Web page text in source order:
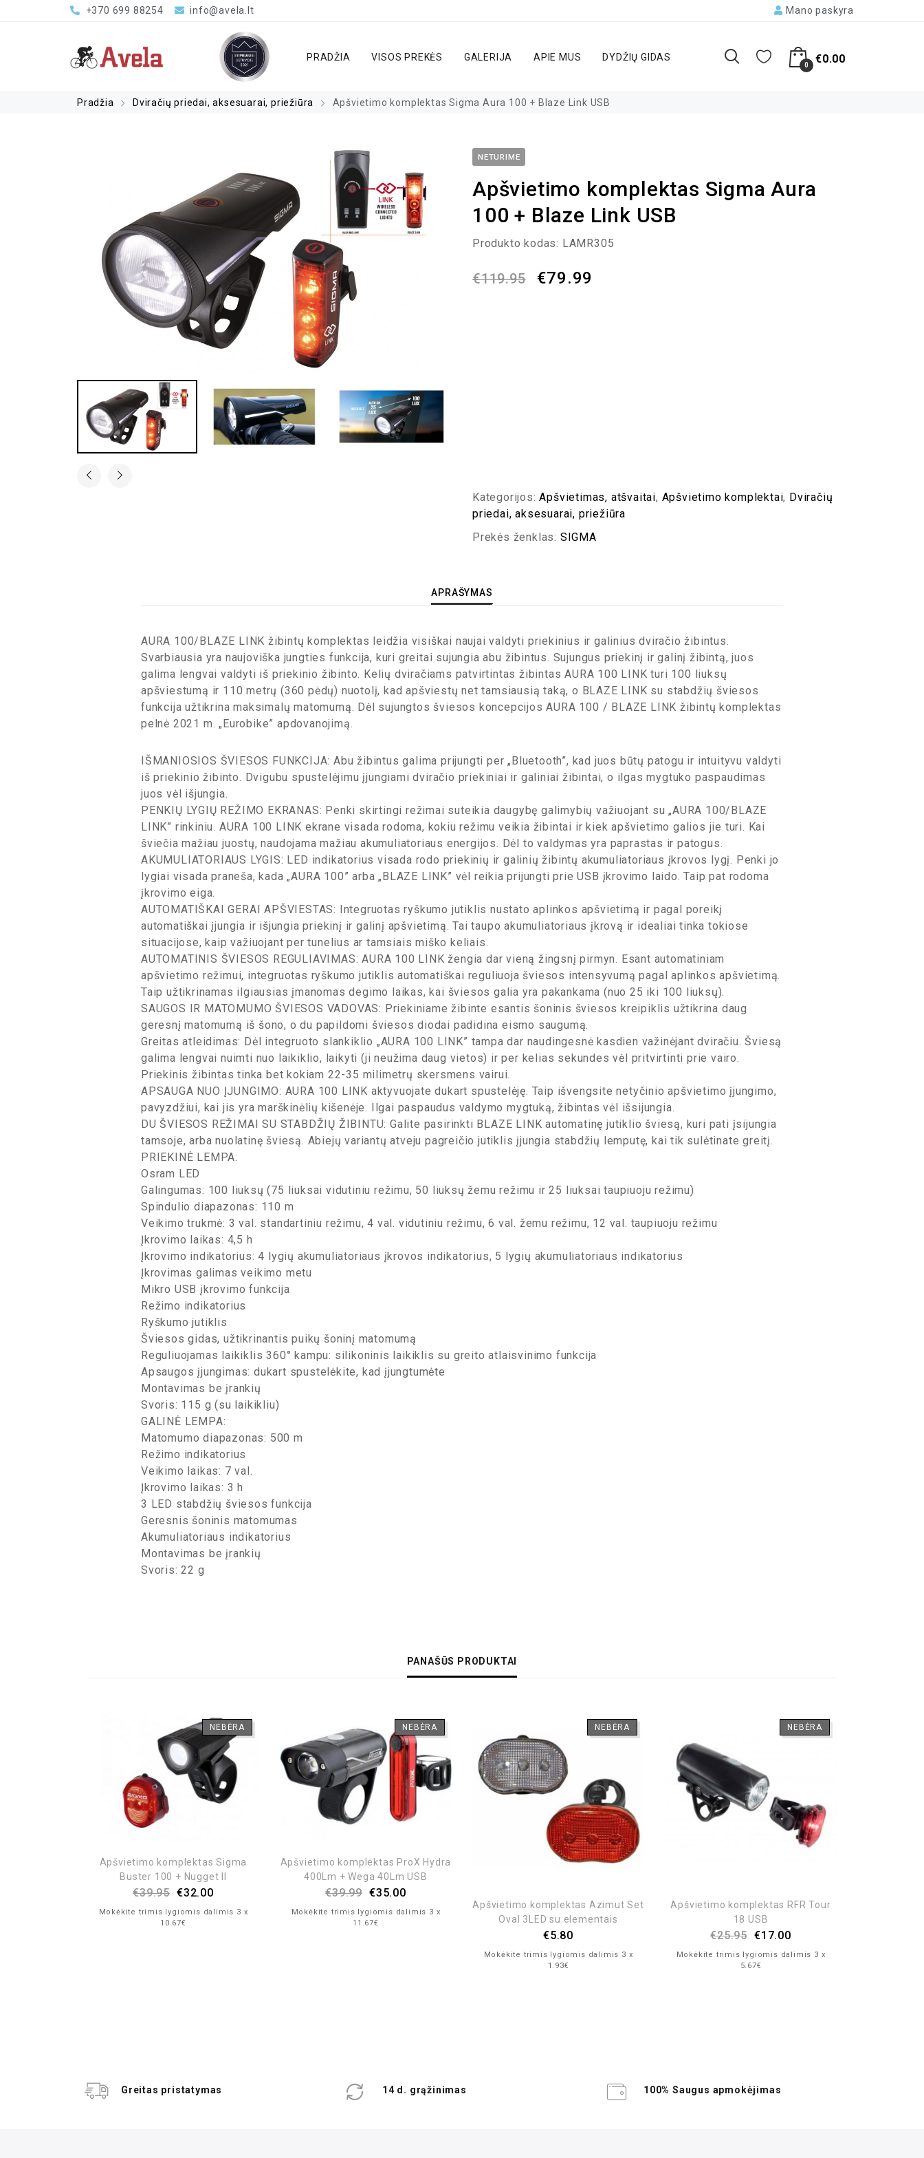
+370 699 88254 info@avela.lt Mano paskyra
PRADŽIA VISOS PREKĖS GALERIJA APIE MUS DYDŽIŲ GIDAS
0 €0.00
Pradžia Dviračių priedai, aksesuarai, priežiūra Apšvietimo komplektas Sigma Aura 100 + Blaze Link USB
NETURIME
Apšvietimo komplektas Sigma Aura
100 + Blaze Link USB
Produkto kodas: LAMR305
€119.95 €79.99
Kategorijos:Apšvietimas, atšvaitai, Apšvietimo komplektai, Dviračių
priedai, aksesuarai, priežiūra
Prekės ženklas: SIGMA
APRAŠYMAS
AURA 100/BLAZE LINK žibintų komplektas leidžia visiškai naujai valdyti priekinius ir galinius dviračio žibintus.
Svarbiausia yra naujoviška jungties funkcija, kuri greitai sujungia abu žibintus. Sujungus priekinį ir galinį žibintą, juos
galima lengvai valdyti iš priekinio žibinto. Kelių dviračiams patvirtintas žibintas AURA 100 LINK turi 100 liuksų
apšviestumą ir 110 metrų (360 pėdų) nuotolį, kad apšviestų net tamsiausią taką, o BLAZE LINK su stabdžių šviesos
funkcija užtikrina maksimalų matomumą. Dėl sujungtos šviesos koncepcijos AURA 100 / BLAZE LINK žibintų komplektas
pelnė 2021 m. „Eurobike” apdovanojimą.
IŠMANIOSIOS ŠVIESOS FUNKCIJA: Abu žibintus galima prijungti per „Bluetooth”, kad juos būtų patogu ir intuityvu valdyti
iš priekinio žibinto. Dvigubu spustelėjimu įjungiami dviračio priekiniai ir galiniai žibintai, o ilgas mygtuko paspaudimas
juos vėl išjungia.
PENKIŲ LYGIŲ REŽIMO EKRANAS: Penki skirtingi režimai suteikia daugybę galimybių važiuojant su „AURA 100/BLAZE
LINK” rinkiniu. AURA 100 LINK ekrane visada rodoma, kokiu režimu veikia žibintai ir kiek apšvietimo galios jie turi. Kai
šviečia mažiau juostų, naudojama mažiau akumuliatoriaus energijos. Dėl to valdymas yra paprastas ir patogus.
AKUMULIATORIAUS LYGIS: LED indikatorius visada rodo priekinių ir galinių žibintų akumuliatoriaus įkrovos lygį. Penki jo
lygiai visada praneša, kada „AURA 100” arba „BLAZE LINK” vėl reikia prijungti prie USB įkrovimo laido. Taip pat rodoma
įkrovimo eiga.
AUTOMATIŠKAI GERAI APŠVIESTAS: Integruotas ryškumo jutiklis nustato aplinkos apšvietimą ir pagal poreikį
automatiškai įjungia ir išjungia priekinį ir galinį apšvietimą. Tai taupo akumuliatoriaus įkrovą ir idealiai tinka tokiose
situacijose, kaip važiuojant per tunelius ar tamsiais miško keliais.
AUTOMATINIS ŠVIESOS REGULIAVIMAS: AURA 100 LINK žengia dar vieną žingsnį pirmyn. Esant automatiniam
apšvietimo režimui, integruotas ryškumo jutiklis automatiškai reguliuoja šviesos intensyvumą pagal aplinkos apšvietimą.
Taip užtikrinamas ilgiausias įmanomas degimo laikas, kai šviesos galia yra pakankama (nuo 25 iki 100 liuksų).
SAUGOS IR MATOMUMO ŠVIESOS VADOVAS: Priekiniame žibinte esantis šoninis šviesos kreipiklis užtikrina daug
geresnį matomumą iš šono, o du papildomi šviesos diodai padidina eismo saugumą.
Greitas atleidimas: Dėl integruoto slankiklio „AURA 100 LINK” tampa dar naudingesnė kasdien važinėjant dviračiu. Šviesą
galima lengvai nuimti nuo laikiklio, laikyti (ji neužima daug vietos) ir per kelias sekundes vėl pritvirtinti prie vairo.
Priekinis žibintas tinka bet kokiam 22-35 milimetrų skersmens vairui.
APSAUGA NUO ĮJUNGIMO: AURA 100 LINK aktyvuojate dukart spustelėję. Taip išvengsite netyčinio apšvietimo įjungimo,
pavyzdžiui, kai jis yra marškinėlių kišenėje. Ilgai paspaudus valdymo mygtuką, žibintas vėl išsijungia.
DU ŠVIESOS REŽIMAI SU STABDŽIŲ ŽIBINTU: Galite pasirinkti BLAZE LINK automatinę jutiklio šviesą, kuri pati įsijungia
tamsoje, arba nuolatinę šviesą. Abiejų variantų atveju pagreičio jutiklis įjungia stabdžių lemputę, kai tik sulėtinate greitį.
PRIEKINĖ LEMPA:
Osram LED
Galingumas: 100 liuksų (75 liuksai vidutiniu režimu, 50 liuksų žemu režimu ir 25 liuksai taupiuoju režimu)
Spindulio diapazonas: 110 m
Veikimo trukmė: 3 val. standartiniu režimu, 4 val. vidutiniu režimu, 6 val. žemu režimu, 12 val. taupiuoju režimu
Įkrovimo laikas: 4,5 h
Įkrovimo indikatorius: 4 lygių akumuliatoriaus įkrovos indikatorius, 5 lygių akumuliatoriaus indikatorius
Įkrovimas galimas veikimo metu
Mikro USB įkrovimo funkcija
Režimo indikatorius
Ryškumo jutiklis
Šviesos gidas, užtikrinantis puikų šoninį matomumą
Reguliuojamas laikiklis 360° kampu: silikoninis laikiklis su greito atlaisvinimo funkcija
Apsaugos įjungimas: dukart spustelėkite, kad įjungtumėte
Montavimas be įrankių
Svoris: 115 g (su laikikliu)
GALINĖ LEMPA:
Matomumo diapazonas: 500 m
Režimo indikatorius
Veikimo laikas: 7 val.
Įkrovimo laikas: 3 h
3 LED stabdžių šviesos funkcija
Geresnis šoninis matomumas
Akumuliatoriaus indikatorius
Montavimas be įrankių
Svoris: 22 g
PANAŠŪS PRODUKTAI
NEBĖRA
Apšvietimo komplektas Sigma
Buster 100 + Nugget II
€39.95 €32.00
Mokėkite trimis lygiomis dalimis 3 x
10.67€
NEBĖRA
Apšvietimo komplektas ProX Hydra
400Lm + Wega 40Lm USB
€39.99 €35.00
Mokėkite trimis lygiomis dalimis 3 x
11.67€
NEBĖRA
Apšvietimo komplektas Azimut Set
Oval 3LED su elementais
€5.80
Mokėkite trimis lygiomis dalimis 3 x
1.93€
NEBĖRA
Apšvietimo komplektas RFR Tour
18 USB
€25.95 €17.00
Mokėkite trimis lygiomis dalimis 3 x
5.67€
Greitas pristatymas 14 d. grąžinimas 100% Saugus apmokėjimas